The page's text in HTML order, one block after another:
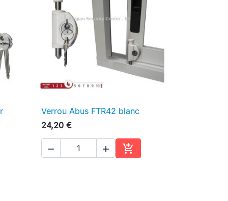
au panier
 Aperçu rapide
Verrou Abus FTR42 blanc
24,20 €
  
Ajouter au panier